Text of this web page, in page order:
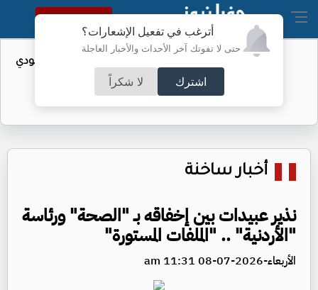
أترغب في تفعيل الإشعارات؟
حتى لا تفوتك آخر الأحداث والأخبار العاجلة
اشترك لا شكراً
النسخة الكاملة
واردات الولايات المتحدة من النفط السعودي
تهبط إلى الصفر
أخبار ساخنة
نذير عبيدات بين إخفاقه بـ "الصحة" ورئاسة
"الأردنية" .. "الملفات المستورة"
الأربعاء-2026-07-08 11:31 am